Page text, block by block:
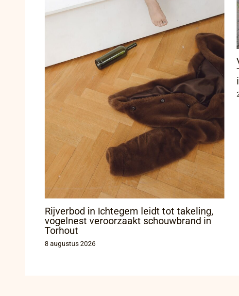
Rijverbod in Ichtegem leidt tot takeling,
vogelnest veroorzaakt schouwbrand in
Torhout
8 augustus 2026